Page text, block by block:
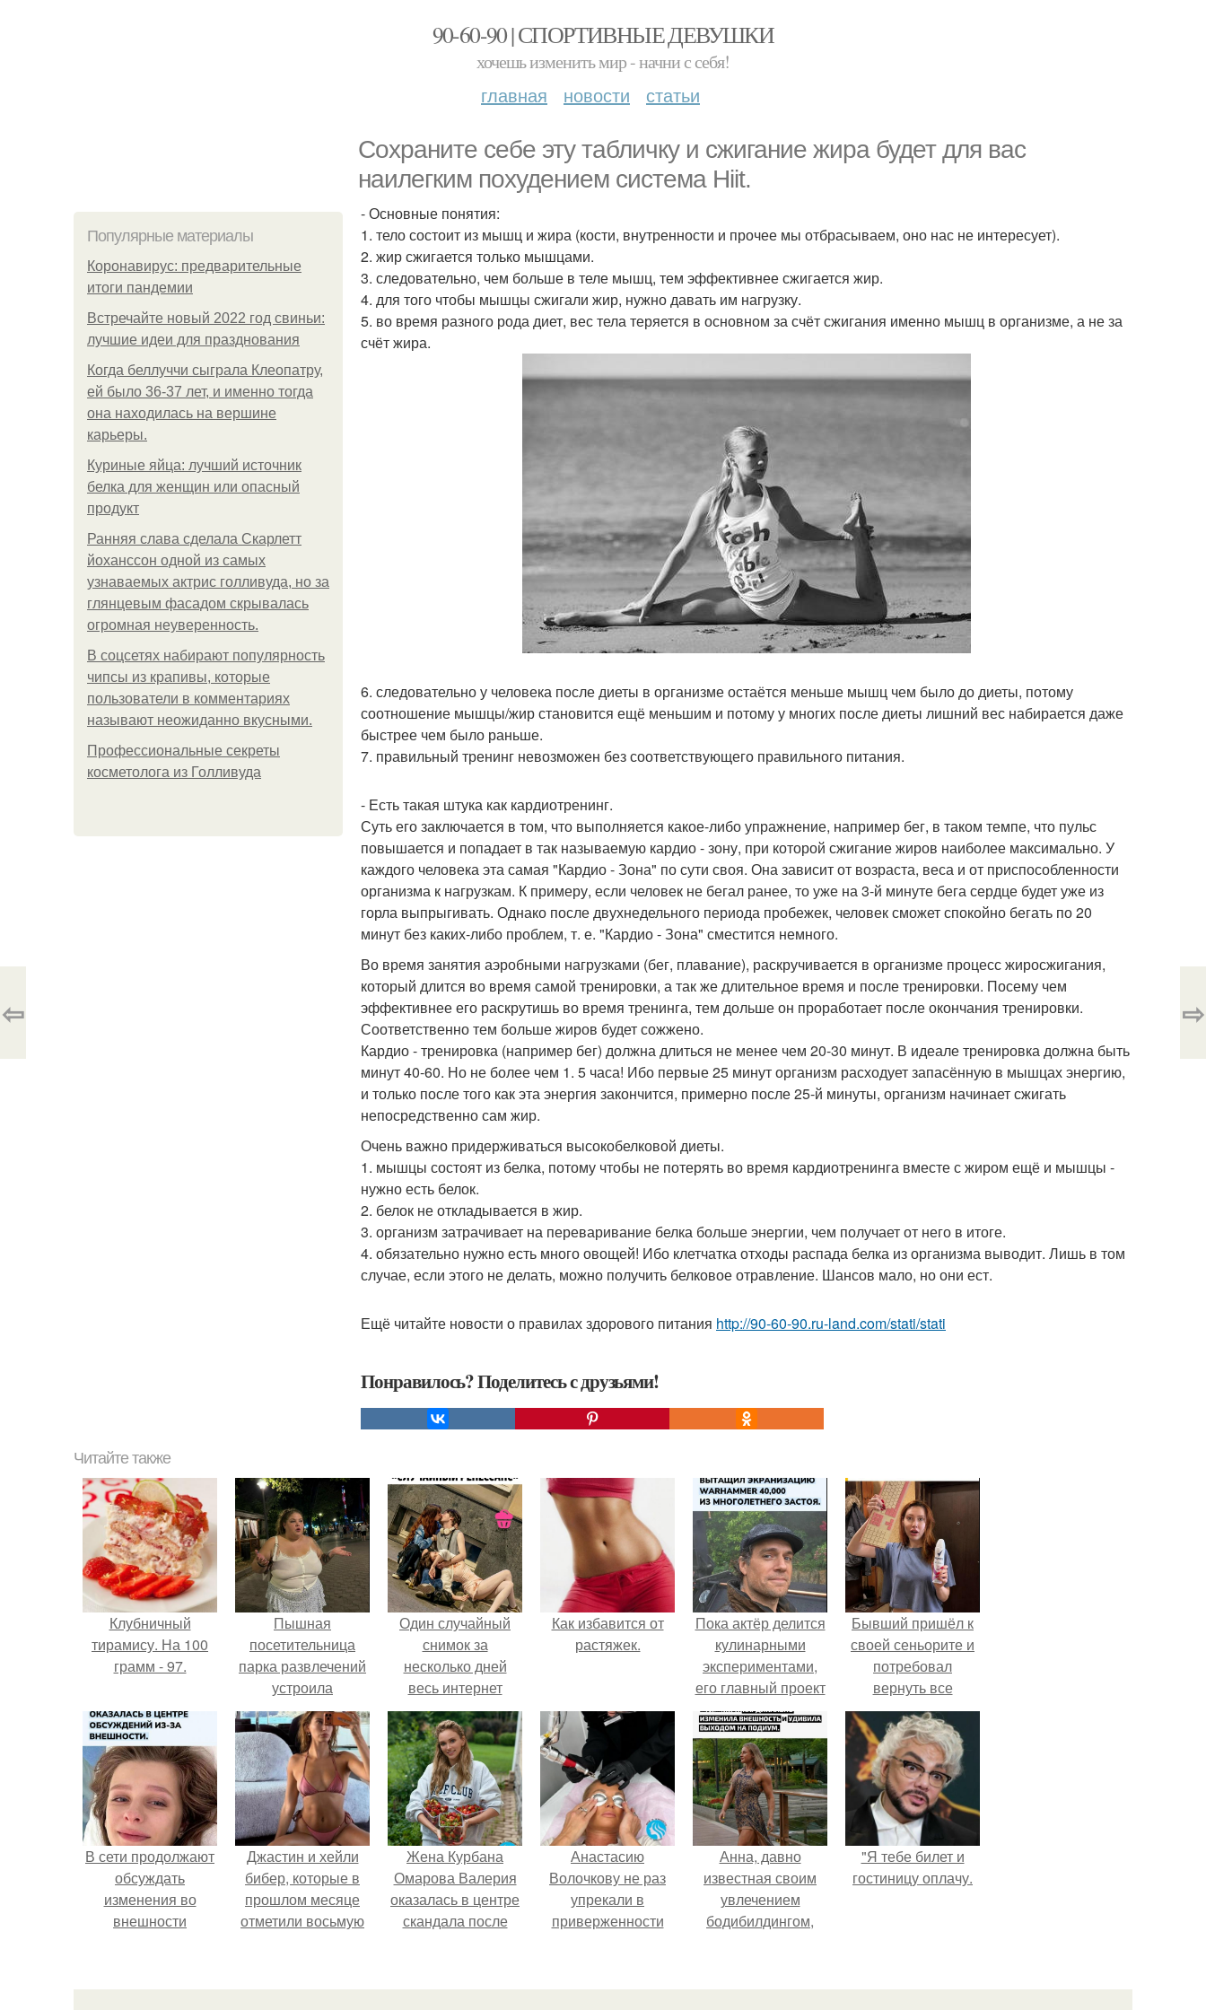
90-60-90 | СПОРТИВНЫЕ ДЕВУШКИ
хочешь изменить мир - начни с себя!
главная новости статьи
Сохраните себе эту табличку и сжигание жира будет для вас
наилегким похудением система Hiit.
Популярные материалы
Коронавирус: предварительные
итоги пандемии
Встречайте новый 2022 год свиньи:
лучшие идеи для празднования
Когда беллуччи сыграла Клеопатру,
ей было 36-37 лет, и именно тогда
она находилась на вершине
карьеры.
Куриные яйца: лучший источник
белка для женщин или опасный
продукт
Ранняя слава сделала Скарлетт
йоханссон одной из самых
узнаваемых актрис голливуда, но за
глянцевым фасадом скрывалась
огромная неуверенность.
В соцсетях набирают популярность
чипсы из крапивы, которые
пользователи в комментариях
называют неожиданно вкусными.
Профессиональные секреты
косметолога из Голливуда
- Основные понятия:
1. тело состоит из мышц и жира (кости, внутренности и прочее мы отбрасываем, оно нас не интересует).
2. жир сжигается только мышцами.
3. следовательно, чем больше в теле мышц, тем эффективнее сжигается жир.
4. для того чтобы мышцы сжигали жир, нужно давать им нагрузку.
5. во время разного рода диет, вес тела теряется в основном за счёт сжигания именно мышц в организме, а не за
счёт жира.
6. следовательно у человека после диеты в организме остаётся меньше мышц чем было до диеты, потому
соотношение мышцы/жир становится ещё меньшим и потому у многих после диеты лишний вес набирается даже
быстрее чем было раньше.
7. правильный тренинг невозможен без соответствующего правильного питания.
- Есть такая штука как кардиотренинг.
Суть его заключается в том, что выполняется какое-либо упражнение, например бег, в таком темпе, что пульс
повышается и попадает в так называемую кардио - зону, при которой сжигание жиров наиболее максимально. У
каждого человека эта самая "Кардио - Зона" по сути своя. Она зависит от возраста, веса и от приспособленности
организма к нагрузкам. К примеру, если человек не бегал ранее, то уже на 3-й минуте бега сердце будет уже из
горла выпрыгивать. Однако после двухнедельного периода пробежек, человек сможет спокойно бегать по 20
минут без каких-либо проблем, т. е. "Кардио - Зона" сместится немного.
Во время занятия аэробными нагрузками (бег, плавание), раскручивается в организме процесс жиросжигания,
который длится во время самой тренировки, а так же длительное время и после тренировки. Посему чем
эффективнее его раскрутишь во время тренинга, тем дольше он проработает после окончания тренировки.
Соответственно тем больше жиров будет сожжено.
Кардио - тренировка (например бег) должна длиться не менее чем 20-30 минут. В идеале тренировка должна быть
минут 40-60. Но не более чем 1. 5 часа! Ибо первые 25 минут организм расходует запасённую в мышцах энергию,
и только после того как эта энергия закончится, примерно после 25-й минуты, организм начинает сжигать
непосредственно сам жир.
Очень важно придерживаться высокобелковой диеты.
1. мышцы состоят из белка, потому чтобы не потерять во время кардиотренинга вместе с жиром ещё и мышцы -
нужно есть белок.
2. белок не откладывается в жир.
3. организм затрачивает на переваривание белка больше энергии, чем получает от него в итоге.
4. обязательно нужно есть много овощей! Ибо клетчатка отходы распада белка из организма выводит. Лишь в том
случае, если этого не делать, можно получить белковое отравление. Шансов мало, но они ест.
Ещё читайте новости о правилах здорового питания http://90-60-90.ru-land.com/stati/stati
Понравилось? Поделитесь с друзьями!
⇦ ⇨
Читайте также
Клубничный
тирамису. На 100
грамм - 97.
Пышная
посетительница
парка развлечений
устроила
обсуждение в
соцсетях после
неожиданного
столкновения с
правилами
безопасности.
Один случайный
снимок за
несколько дней
весь интернет
облетел.
Как избавится от
растяжек.
Пока актёр делится
кулинарными
экспериментами,
его главный проект
сделал серьёзный
шаг вперёд.
Бывший пришёл к
своей сеньорите и
потребовал
вернуть все
подарки.
В сети продолжают
обсуждать
изменения во
внешности
Джастин и хейли
бибер, которые в
прошлом месяце
отметили восьмую
новые фото с
Жена Курбана
Омарова Валерия
оказалась в центре
скандала после
её
Анастасию
Волочкову не раз
упрекали в
приверженности
Анна, давно
известная своим
увлечением
бодибилдингом,
в роли модели.
"Я тебе билет и
гостиницу оплачу.